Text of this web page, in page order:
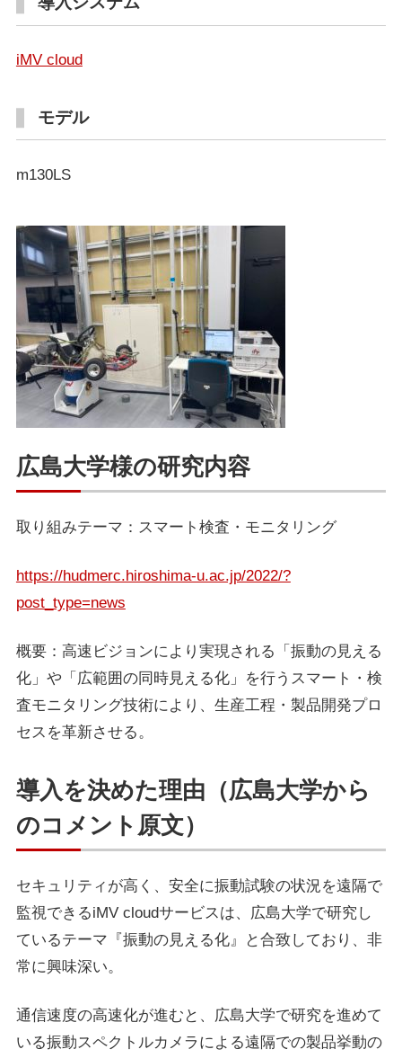
iMV cloud
モデル
m130LS
広島大学様の研究内容
取り組みテーマ：スマート検査・モニタリング
https://hudmerc.hiroshima-u.ac.jp/2022/?
post_type=news
概要：高速ビジョンにより実現される「振動の見える
化」や「広範囲の同時見える化」を行うスマート・検
査モニタリング技術により、生産工程・製品開発プロ
セスを革新させる。
導入を決めた理由（広島大学から
のコメント原文）
セキュリティが高く、安全に振動試験の状況を遠隔で
監視できるiMV cloudサービスは、広島大学で研究し
ているテーマ『振動の見える化』と合致しており、非
常に興味深い。
通信速度の高速化が進むと、広島大学で研究を進めて
いる振動スペクトルカメラによる遠隔での製品挙動の